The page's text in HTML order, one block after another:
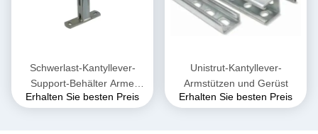
Schwerlast-Kantyllever-
Support-Behälter Arme
Stahlwandmontage
Erhalten Sie besten Preis
Unistrut-Kantyllever-
Armstützen und Gerüst
Erhalten Sie besten Preis